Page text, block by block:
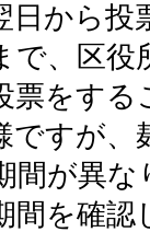
日から
で、区役
票をす
ですが
間が異
間を確